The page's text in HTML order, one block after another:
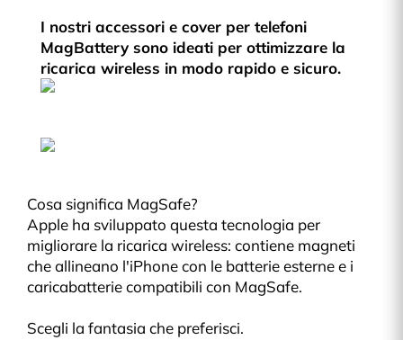
I nostri accessori e cover per telefoni
MagBattery sono ideati per ottimizzare la
ricarica wireless in modo rapido e sicuro.
Cosa significa MagSafe?
Apple ha sviluppato questa tecnologia per
migliorare la ricarica wireless: contiene magneti
che allineano l'iPhone con le batterie esterne e i
caricabatterie compatibili con MagSafe.
Scegli la fantasia che preferisci.